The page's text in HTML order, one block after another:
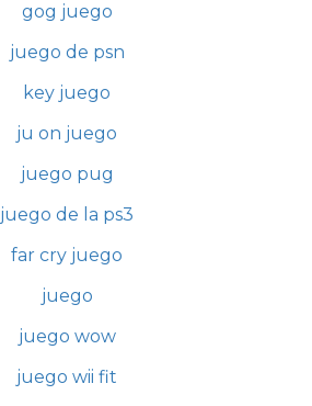
gog juego
juego de psn
key juego
ju on juego
juego pug
juego de la ps3
far cry juego
juego
juego wow
juego wii fit